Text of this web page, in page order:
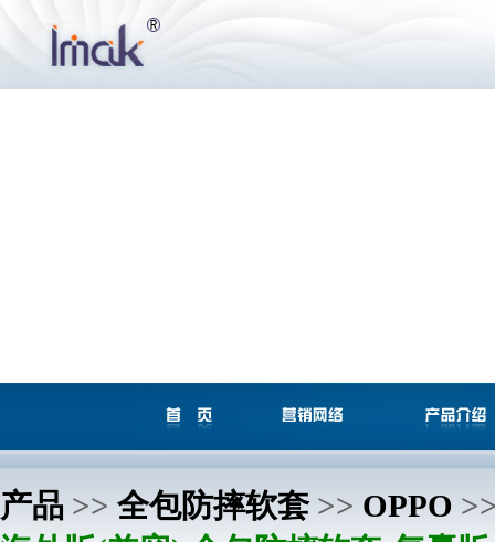
产品 >> 全包防摔软套>> OPPO